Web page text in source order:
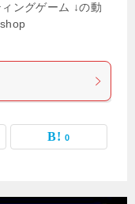
ングゲーム ↓の動
0